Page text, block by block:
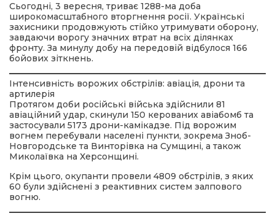
Сьогодні, 3 вересня, триває 1288-ма доба
широкомасштабного вторгнення росії. Українські
захисники продовжують стійко утримувати оборону,
завдаючи ворогу значних втрат на всіх ділянках
фронту. За минулу добу на передовій відбулося 166
бойових зіткнень.
Інтенсивність ворожих обстрілів: авіація, дрони та
артилерія
Протягом доби російські війська здійснили 81
авіаційний удар, скинули 150 керованих авіабомб та
застосували 5173 дрони-камікадзе. Під ворожим
вогнем перебували населені пункти, зокрема Зноб-
Новгородське та Винторівка на Сумщині, а також
Миколаївка на Херсонщині.
Крім цього, окупанти провели 4809 обстрілів, з яких
60 були здійснені з реактивних систем залпового
вогню.